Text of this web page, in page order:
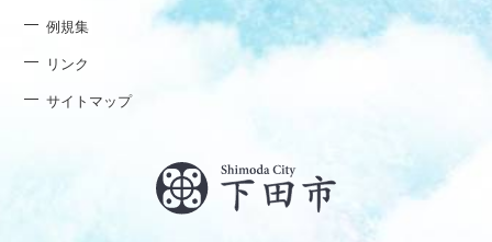
例規集
リンク
サイトマップ